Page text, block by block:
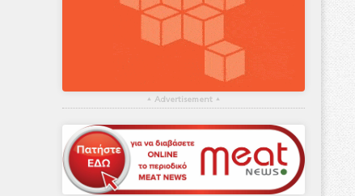
▴ Advertisement ▴